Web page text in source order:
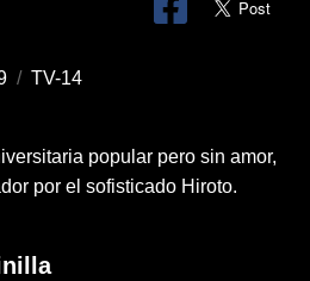
/ TV-14
popular pero sin amor,
por el sofisticado Hiroto.